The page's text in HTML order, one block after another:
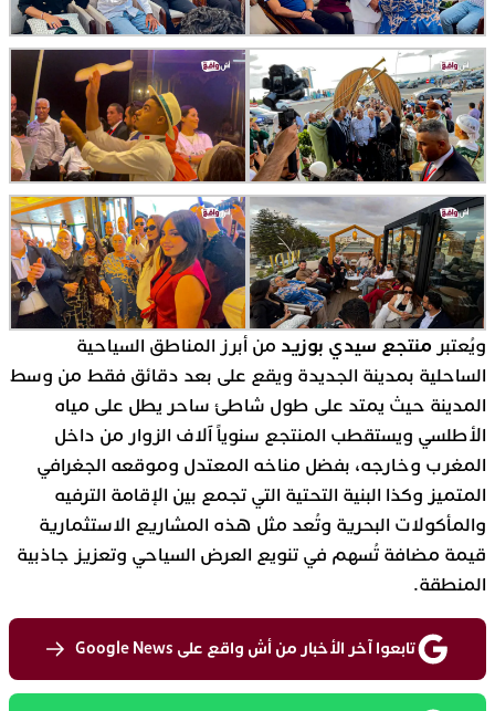
ويُعتبر منتجع سيدي بوزيد من أبرز المناطق السياحية
الساحلية بمدينة الجديدة ويقع على بعد دقائق فقط من وسط
المدينة حيث يمتد على طول شاطئ ساحر يطل على مياه
الأطلسي ويستقطب المنتجع سنوياً آلاف الزوار من داخل
المغرب وخارجه، بفضل مناخه المعتدل وموقعه الجغرافي
المتميز وكذا البنية التحتية التي تجمع بين الإقامة الترفيه
والمأكولات البحرية وتُعد مثل هذه المشاريع الاستثمارية
قيمة مضافة تُسهم في تنويع العرض السياحي وتعزيز جاذبية
المنطقة.
تابعوا آخر الأخبار من أش واقع على Google News